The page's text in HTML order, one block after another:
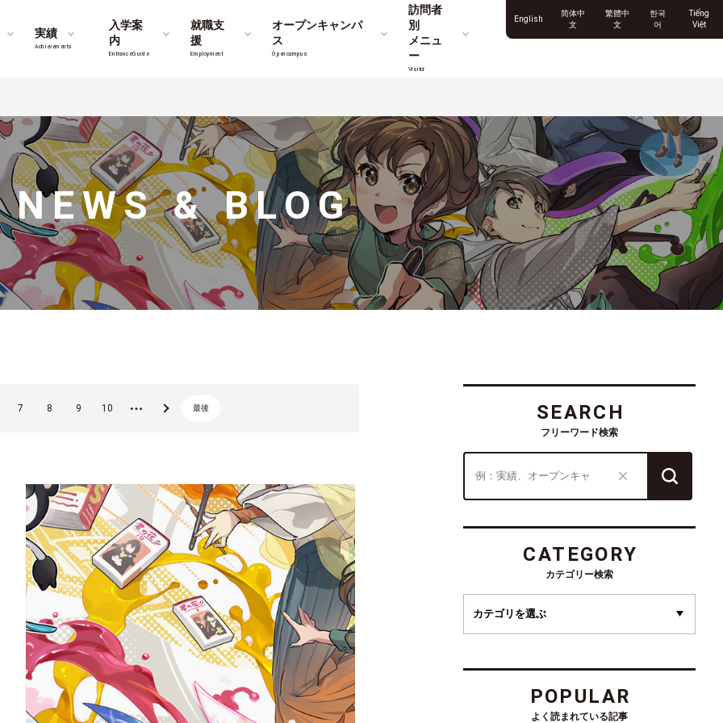
実績
Achievements
入学案
内
Entrance Guide
就職支
援
Employment
オープンキャンパ
ス
Opencampus
訪問者
別
メニュ
ー
Visitor
English
简体中
文
繁體中
文
한국
어
Tiếng
Việt
NEWS & BLOG
7 8 9 10 ... » 最後 SEARCH
フリーワード検索
CATEGORY
カテゴリー検索
POPULAR
よく読まれている記事